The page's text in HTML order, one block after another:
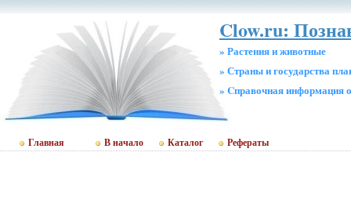
Clow.ru:
» Растения и животные
» Страны и государства
» Cправочная информация
Главная В начало Каталог Рефераты